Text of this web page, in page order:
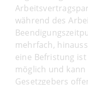
während des
mehrfach,
eine Befristung
möglich und
Gesetzgebers